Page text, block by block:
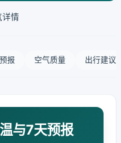
详情
报 空气质量 出行建议
与7天预报